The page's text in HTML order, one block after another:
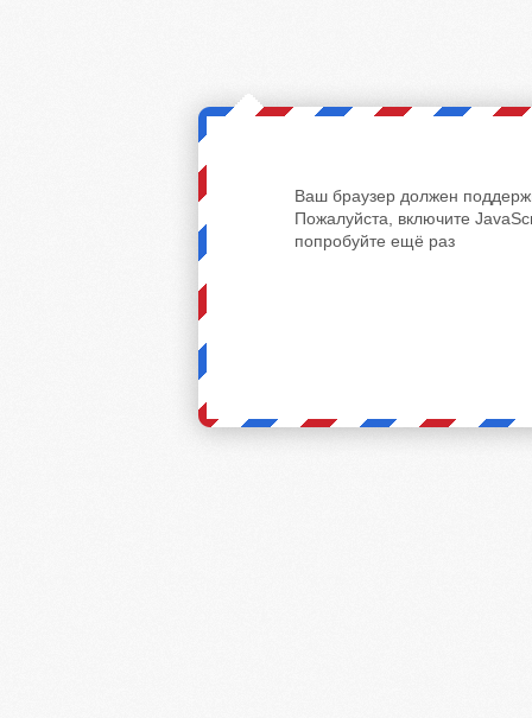
Ваш браузер должен
Пожалуйста, включите
попробуйте ещё раз